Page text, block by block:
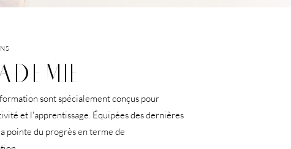
sont spécialement conçus pour
et l'apprentissage. Équipées des dernières
pointe du progrès en terme de